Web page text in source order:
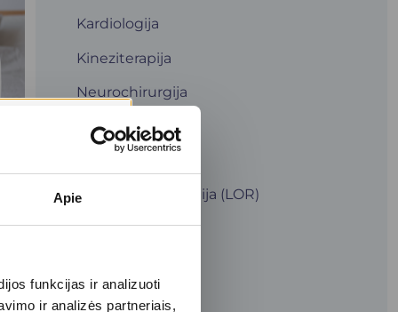
Apie
funkcijas ir analizuoti
ir analizės partneriais,
Kardiologija
Kineziterapija
Neurochirurgija
Neurologija
Otorinolaringologija (LOR)
Pulmonologija
Šeimos medicina